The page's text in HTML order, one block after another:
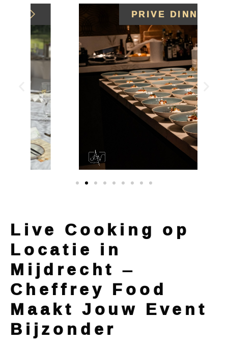
PRIVE DINNER
Live Cooking op
Locatie in
Mijdrecht –
Cheffrey Food
Maakt Jouw Event
Bijzonder